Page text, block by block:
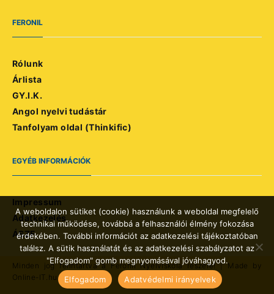
FERONIL
Rólunk
Árlista
GY.I.K.
Angol nyelvi tudástár
Tanfolyam oldal (Thinkific)
EGYÉB INFORMÁCIÓK
Impressum
Adatkezelés
ÁSZF
Minden jog fenntartva a Feronil Nyelviskola részére! | Made by
Online-IT.hu
A weboldalon sütiket (cookie) használunk a weboldal megfelelő
technikai működése, továbbá a felhasználói élmény fokozása
érdekében. További információt az adatkezelési tájékoztatóban
találsz. A sütik használatát és az adatkezelési szabályzatot az
"Elfogadom" gomb megnyomásával jóváhagyod.
Elfogadom
Adatvédelmi irányelvek